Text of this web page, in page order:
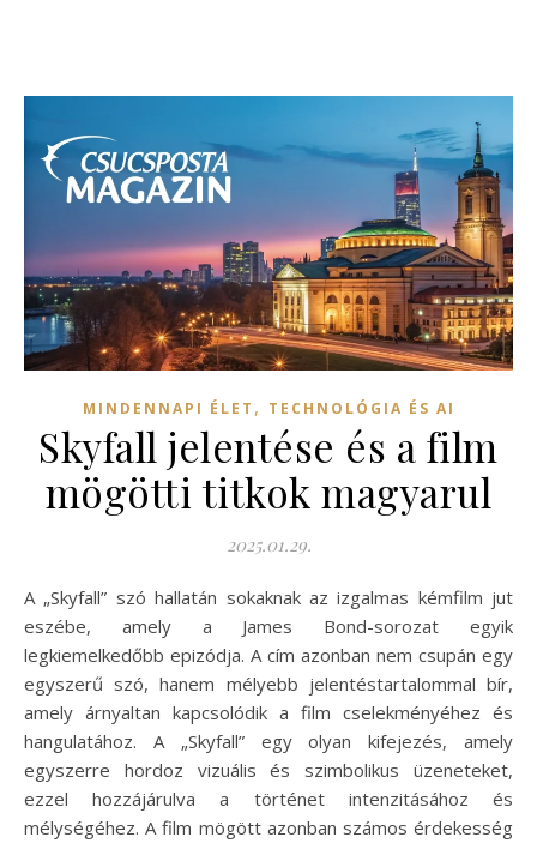
MINDENNAPI ÉLET , TECHNOLÓGIA ÉS AI
Skyfall jelentése és a film
mögötti titkok magyarul
2025.01.29.
A „Skyfall” szó hallatán sokaknak az izgalmas kémfilm jut
eszébe, amely a James Bond-sorozat egyik
legkiemelkedőbb epizódja. A cím azonban nem csupán egy
egyszerű szó, hanem mélyebb jelentéstartalommal bír,
amely árnyaltan kapcsolódik a film cselekményéhez és
hangulatához. A „Skyfall” egy olyan kifejezés, amely
egyszerre hordoz vizuális és szimbolikus üzeneteket,
ezzel hozzájárulva a történet intenzitásához és
mélységéhez. A film mögött azonban számos érdekesség